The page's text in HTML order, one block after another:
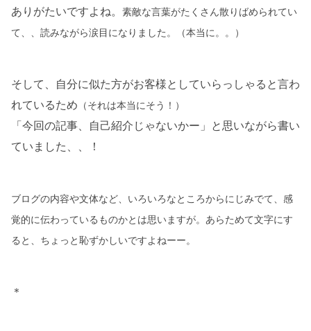
ありがたいですよね。 素敵な言葉がたくさん散りばめられてい
て、、読みながら涙目になりました。（本当に。。）
そして、自分に似た方がお客様としていらっしゃると言わ
れているため （それは本当にそう！）
「今回の記事、自己紹介じゃないかー」と思いながら書い
ていました、、！
ブログの内容や文体など、いろいろなところからにじみでて、感
覚的に伝わっているものかとは思いますが。あらためて文字にす
ると、ちょっと恥ずかしいですよねーー。
＊